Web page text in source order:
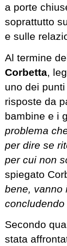
a porte
soprattutto
e sulle
Al termine
Corbetta ,
uno dei
risposte da
bambine e i
problema
per dire se
per cui non
spiegato
bene, vanno
concludendo
Secondo
stata